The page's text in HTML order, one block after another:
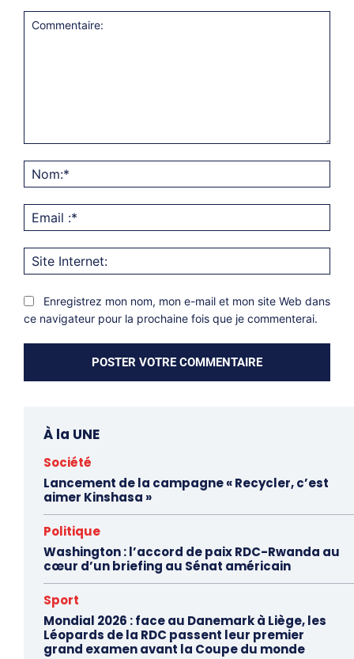
:*
Enregistrez mon nom, mon e-mail et mon site Web dans
ce navigateur pour la prochaine fois que je commenterai.
À la UNE
Société
Lancement de la campagne « Recycler, c’est
aimer Kinshasa »
Politique
Washington : l’accord de paix RDC-Rwanda au
cœur d’un briefing au Sénat américain
Sport
Mondial 2026 : face au Danemark à Liège, les
Léopards de la RDC passent leur premier
grand examen avant la Coupe du monde